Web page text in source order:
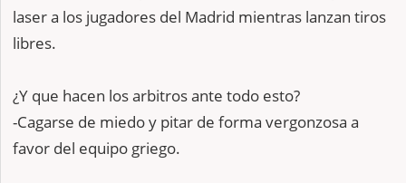
laser a los jugadores del Madrid mientras lanzan tiros
libres.
¿Y que hacen los arbitros ante todo esto?
-Cagarse de miedo y pitar de forma vergonzosa a
favor del equipo griego.